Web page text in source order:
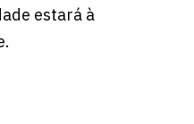
estará à